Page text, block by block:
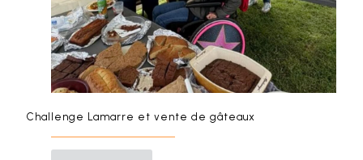
Challenge Lamarre et vente de gâteaux